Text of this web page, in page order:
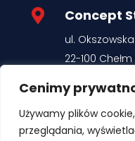
Cenimy
Używamy plików
przeglądania,
 Concept
ul. Okszowska
22-100 Chełm
 Marketing